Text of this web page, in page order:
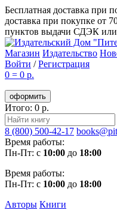
Бесплатная доставка при
доставка при покупке от
пунктов выдачи СДЭК или
Магазин Издательство
Войти /Регистрация
0 = 0 р.
оформить
Итого: 0 р.
8 (800) 500-42-17
Время работы:
Пн-Пт: с 10:00 до 18:00
Время работы:
Пн-Пт: с 10:00 до 18:00
Авторы Книги